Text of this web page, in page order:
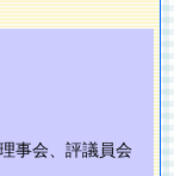
事会、評議員会